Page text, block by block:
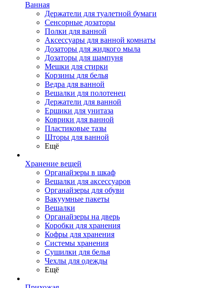
Ванная
Держатели для туалетной бумаги
Сенсорные дозаторы
Полки для ванной
Аксессуары для ванной комнаты
Дозаторы для жидкого мыла
Дозаторы для шампуня
Мешки для стирки
Корзины для белья
Ведра для ванной
Вешалки для полотенец
Держатели для ванной
Ершики для унитаза
Коврики для ванной
Пластиковые тазы
Шторы для ванной
Ещё
Хранение вещей
Органайзеры в шкаф
Вешалки для аксессуаров
Органайзеры для обуви
Вакуумные пакеты
Вешалки
Органайзеры на дверь
Коробки для хранения
Кофры для хранения
Системы хранения
Сушилки для белья
Чехлы для одежды
Ещё